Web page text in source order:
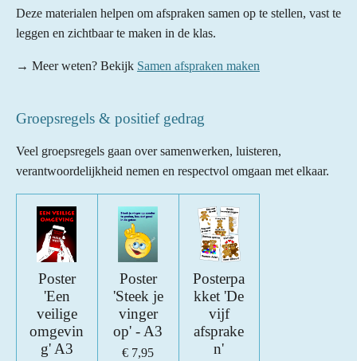
Deze materialen helpen om afspraken samen op te stellen, vast te
leggen en zichtbaar te maken in de klas.
→ Meer weten? Bekijk Samen afspraken maken
Groepsregels & positief gedrag
Veel groepsregels gaan over samenwerken, luisteren,
verantwoordelijkheid nemen en respectvol omgaan met elkaar.
Poster
'Een
veilige
omgevin
g' A3
Poster
'Steek je
vinger
op' - A3
€ 7,95
Posterpa
kket 'De
vijf
afsprake
n'